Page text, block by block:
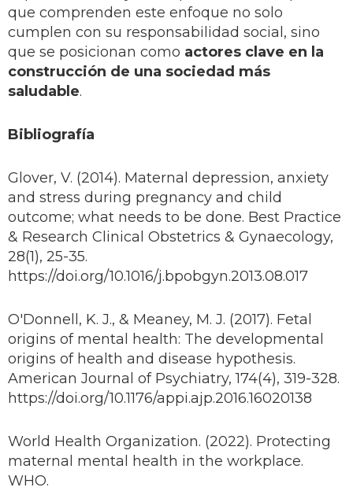
que comprenden este enfoque no solo
cumplen con su responsabilidad social, sino
que se posicionan como actores clave en la
construcción de una sociedad más
saludable.
Bibliografía
Glover, V. (2014). Maternal depression, anxiety
and stress during pregnancy and child
outcome; what needs to be done. Best Practice
& Research Clinical Obstetrics & Gynaecology,
28(1), 25-35.
https://doi.org/10.1016/j.bpobgyn.2013.08.017
O'Donnell, K. J., & Meaney, M. J. (2017). Fetal
origins of mental health: The developmental
origins of health and disease hypothesis.
American Journal of Psychiatry, 174(4), 319-328.
https://doi.org/10.1176/appi.ajp.2016.16020138
World Health Organization. (2022). Protecting
maternal mental health in the workplace.
WHO.